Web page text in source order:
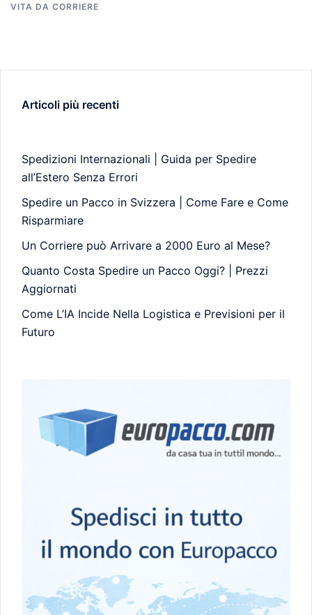
VITA DA CORRIERE
Articoli più recenti
Spedizioni Internazionali | Guida per Spedire
all’Estero Senza Errori
Spedire un Pacco in Svizzera | Come Fare e Come
Risparmiare
Un Corriere può Arrivare a 2000 Euro al Mese?
Quanto Costa Spedire un Pacco Oggi? | Prezzi
Aggiornati
Come L’IA Incide Nella Logistica e Previsioni per il
Futuro